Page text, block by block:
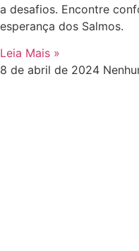
a desafios. Encontre
esperança dos Salmos.
Leia Mais »
8 de abril de 2024